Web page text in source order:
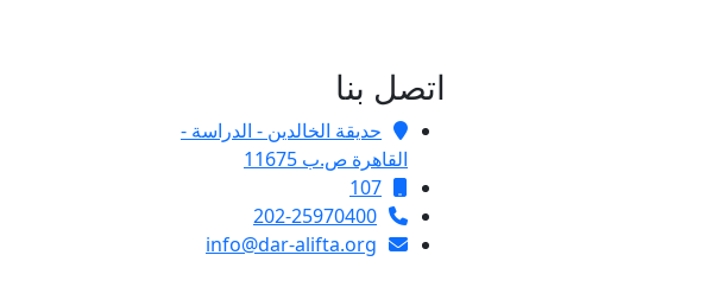
اتصل بنا
حديقة الخالدين - الدراسة -
القاهرة ص.ب 11675
107
202-25970400
info@dar-alifta.org